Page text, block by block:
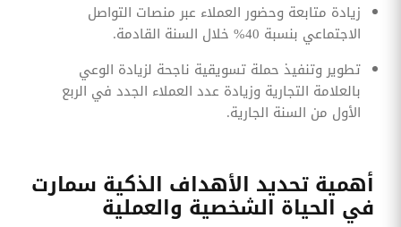
زيادة متابعة وحضور العملاء عبر منصات التواصل
الاجتماعي بنسبة 40% خلال السنة القادمة.
تطوير وتنفيذ حملة تسويقية ناجحة لزيادة الوعي
بالعلامة التجارية وزيادة عدد العملاء الجدد في الربع
الأول من السنة الجارية.
أهمية تحديد الأهداف الذكية سمارت
في الحياة الشخصية والعملية